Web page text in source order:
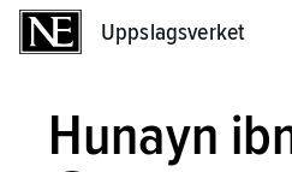
Uppslagsverket
Hunayn